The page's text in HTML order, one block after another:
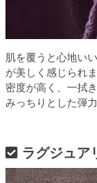
肌を覆うと心地い
が美しく感じられま
密度が高く、一拭
みっちりとした弾
ラグジュア